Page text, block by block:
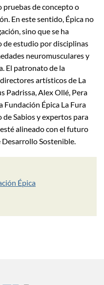
pruebas de concepto o
En este sentido, Épica no
sino que se ha
de estudio por disciplinas
neuromusculares y
El patronato de la
artísticos de La
Padrissa, Alex Ollé, Pera
Fundación Épica La Fura
Sabios y expertos para
alineado con el futuro
Sostenible.
Épica